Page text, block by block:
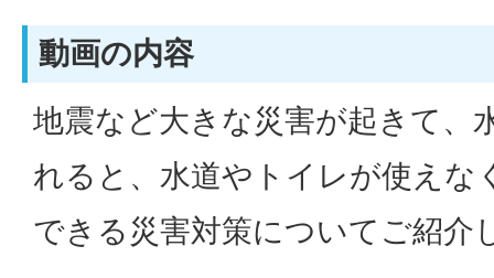
動画の内容
地震など大きな災害が起きて、
れると、水道やトイレが使えな
できる災害対策についてご紹介